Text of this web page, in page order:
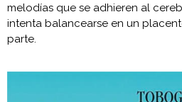
melodías que se adhieren al
intenta balancearse en un
parte.